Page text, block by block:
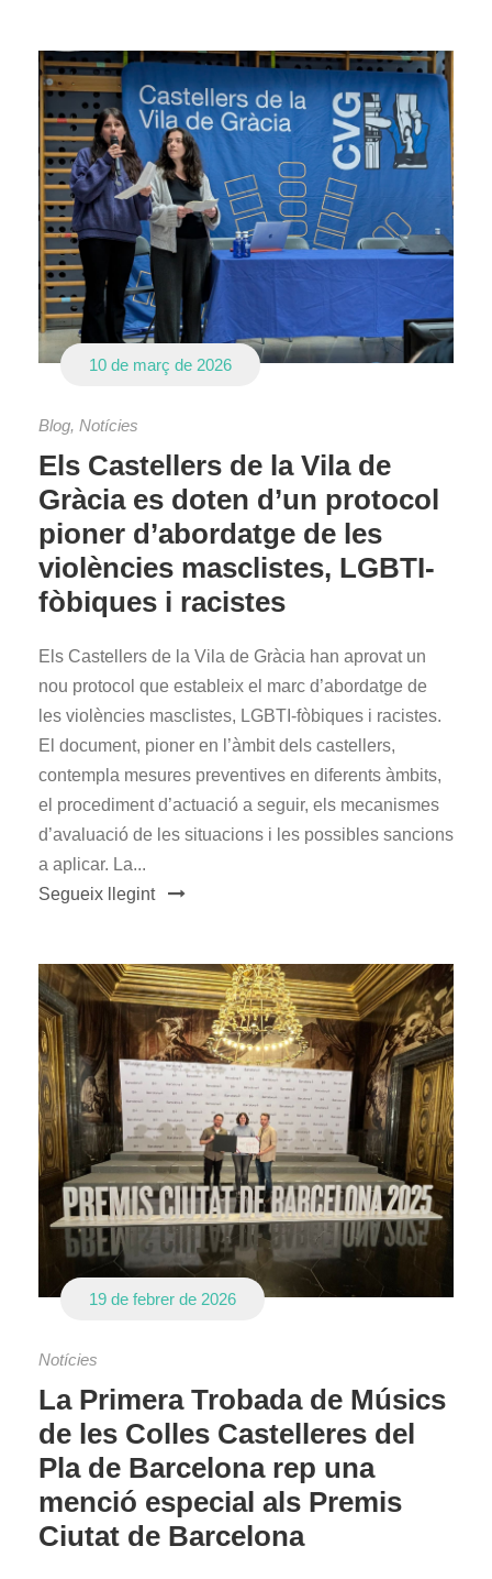
10 de març de 2026
Blog, Notícies
Els Castellers de la Vila de
Gràcia es doten d’un protocol
pioner d’abordatge de les
violències masclistes, LGBTI-
fòbiques i racistes
Els Castellers de la Vila de Gràcia han aprovat un
nou protocol que estableix el marc d’abordatge de
les violències masclistes, LGBTI-fòbiques i racistes.
El document, pioner en l’àmbit dels castellers,
contempla mesures preventives en diferents àmbits,
el procediment d’actuació a seguir, els mecanismes
d’avaluació de les situacions i les possibles sancions
a aplicar. La...
Segueix llegint
19 de febrer de 2026
Notícies
La Primera Trobada de Músics
de les Colles Castelleres del
Pla de Barcelona rep una
menció especial als Premis
Ciutat de Barcelona